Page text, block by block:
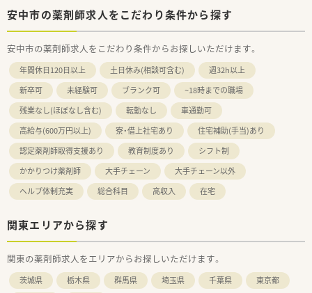
安中市の薬剤師求人をこだわり条件から探す
安中市の薬剤師求人をこだわり条件からお探しいただけます。
年間休日120日以上 土日休み(相談可含む)
週32h以上
新卒可
未経験可 ブランク可
~18時までの職場
残業なし(ほぼなし含む)
転勤なし
車通勤可
高給与(600万円以上)
寮・借上社宅あり
住宅補助(手当)あり
認定薬剤師取得支援あり
教育制度あり
シフト制
かかりつけ薬剤師
大手チェーン
大手チェーン以外
ヘルプ体制充実
総合科目 高収入 在宅
関東エリアから探す
関東の薬剤師求人をエリアからお探しいただけます。
茨城県 栃木県 群馬県 埼玉県 千葉県
東京都